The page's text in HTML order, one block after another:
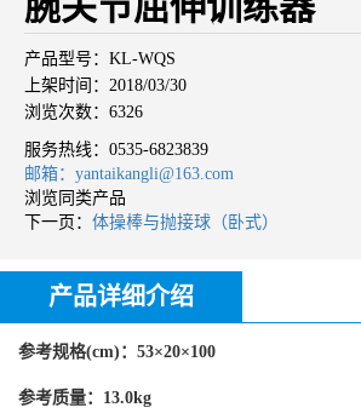
产品型号：KL-WQS
上架时间：2018/03/30
浏览次数：6326
服务热线： 0535-6823839
邮箱：yantaikangli@163.com
浏览同类产品
下一页： 体操棒与抛接球（卧式）
产品详细介绍
参考规格(cm)：53×20×100
参考质量：13.0kg